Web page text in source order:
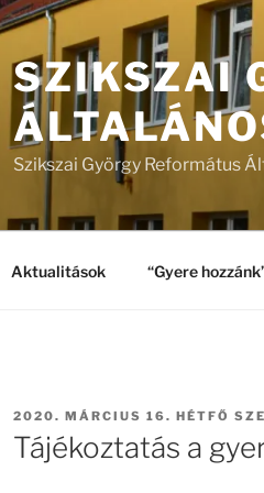
SZIKSZAI
Szikszai György Református
Aktualitások “Gyere
BEKÜLDVE:
2020. MÁRCIUS 16. HÉTFŐ
Tájékoztatás a